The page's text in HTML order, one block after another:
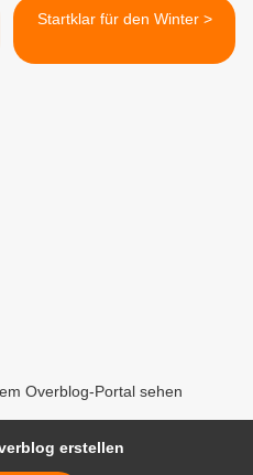
Startklar für den Winter >
Overblog-Portal sehen
erstellen